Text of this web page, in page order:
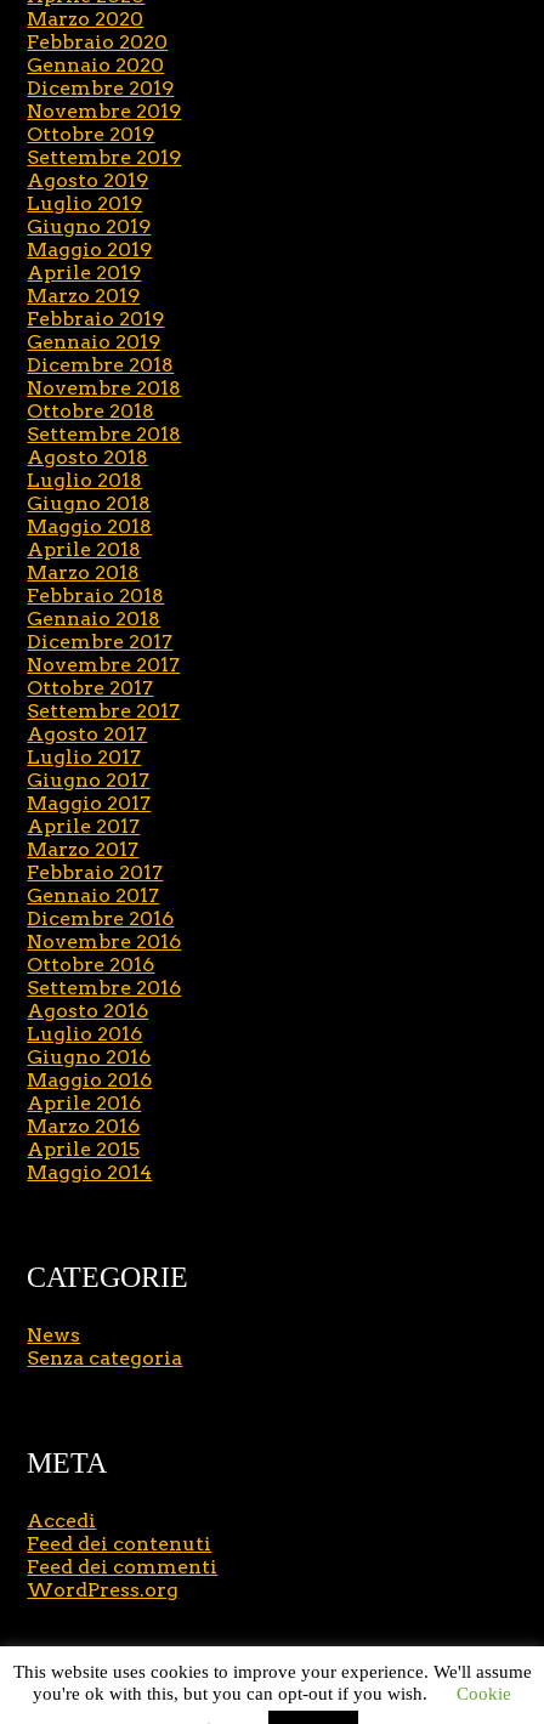
Marzo 2020
Febbraio 2020
Gennaio 2020
Dicembre 2019
Novembre 2019
Ottobre 2019
Settembre 2019
Agosto 2019
Luglio 2019
Giugno 2019
Maggio 2019
Aprile 2019
Marzo 2019
Febbraio 2019
Gennaio 2019
Dicembre 2018
Novembre 2018
Ottobre 2018
Settembre 2018
Agosto 2018
Luglio 2018
Giugno 2018
Maggio 2018
Aprile 2018
Marzo 2018
Febbraio 2018
Gennaio 2018
Dicembre 2017
Novembre 2017
Ottobre 2017
Settembre 2017
Agosto 2017
Luglio 2017
Giugno 2017
Maggio 2017
Aprile 2017
Marzo 2017
Febbraio 2017
Gennaio 2017
Dicembre 2016
Novembre 2016
Ottobre 2016
Settembre 2016
Agosto 2016
Luglio 2016
Giugno 2016
Maggio 2016
Aprile 2016
Marzo 2016
Aprile 2015
Maggio 2014
CATEGORIE
News
Senza categoria
META
Accedi
Feed dei contenuti
Feed dei commenti
WordPress.org
Copyright © 2026 Massimo Brusasco
. All Rights
Reserved.Journal Lite by Slocum Studio
This website uses cookies to improve your experience. We'll assume
you're ok with this, but you can opt-out if you wish.
Cookie